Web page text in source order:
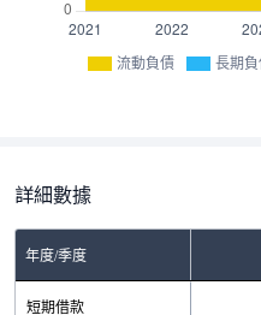
流動負債 長期負
詳細數據
年度/季度
短期借款